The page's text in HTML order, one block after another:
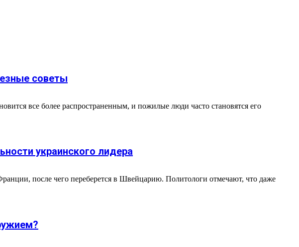
советы
все более распространенным, и пожилые люди часто становятся его
украинского лидера
после чего переберется в Швейцарию. Политологи отмечают, что даже